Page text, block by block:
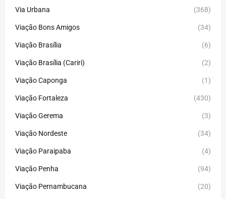
Via Urbana (368)
Viação Bons Amigos (34)
Viação Brasília (6)
Viação Brasília (Cariri) (2)
Viação Caponga (1)
Viação Fortaleza (430)
Viação Gerema (3)
Viação Nordeste (34)
Viação Paraipaba (4)
Viação Penha (94)
Viação Pernambucana (20)